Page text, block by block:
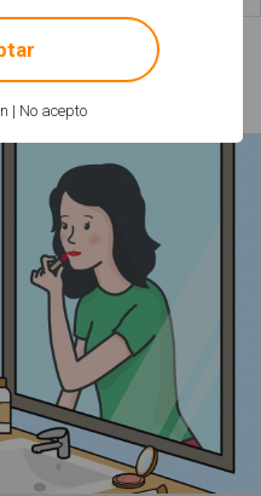
| No acepto
valid!